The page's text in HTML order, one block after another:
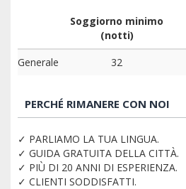
Soggiorno minimo
(notti)
Generale
32
PERCHÉ RIMANERE CON NOI
✓ PARLIAMO LA TUA LINGUA.
✓ GUIDA GRATUITA DELLA CITTÀ.
✓ PIÙ DI 20 ANNI DI ESPERIENZA.
✓ CLIENTI SODDISFATTI.